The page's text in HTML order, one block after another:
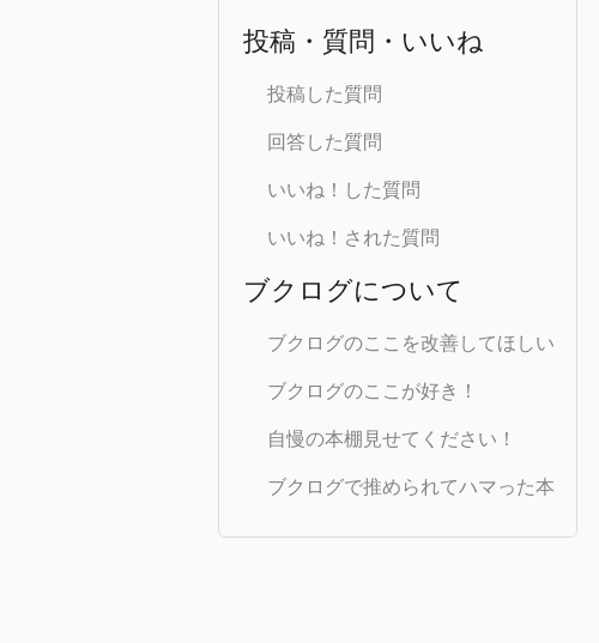
投稿・質問・いいね
投稿した質問
回答した質問
いいね！した質問
いいね！された質問
ブクログについて
ブクログのここを改善してほしい
ブクログのここが好き！
自慢の本棚見せてください！
ブクログで推められてハマった本